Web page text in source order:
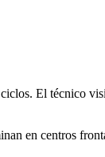
El técnico
en centros